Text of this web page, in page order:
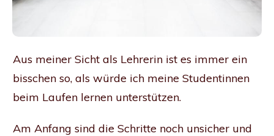
Aus meiner Sicht als Lehrerin ist es immer ein
bisschen so, als würde ich meine Studentinnen
beim Laufen lernen unterstützen.
Am Anfang sind die Schritte noch unsicher und